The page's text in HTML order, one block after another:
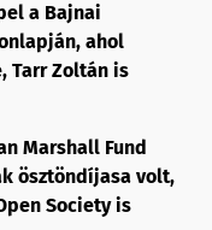
a Bajnai
ahol
Tarr Zoltán is
Marshall Fund
ösztöndíjasa volt,
Society is